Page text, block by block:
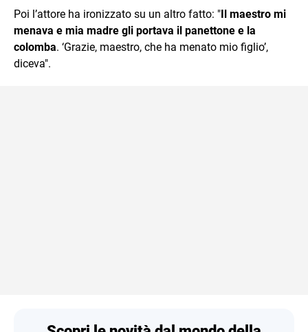
Poi l’attore ha ironizzato su un altro fatto: "Il maestro mi
menava e mia madre gli portava il panettone e la
colomba. ‘Grazie, maestro, che ha menato mio figlio’,
diceva".